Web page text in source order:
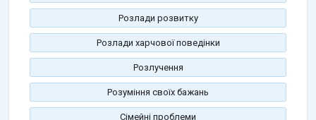
Розлади розвитку
Розлади харчової поведінки
Розлучення
Розуміння своїх бажань
Сімейні проблеми